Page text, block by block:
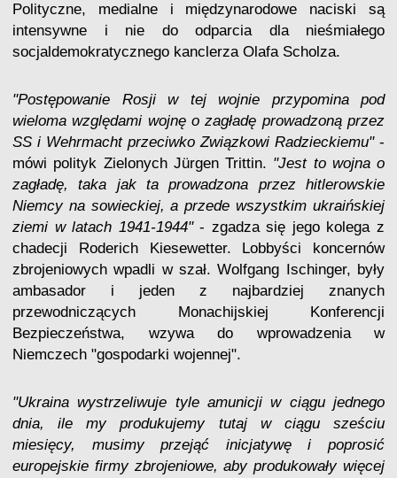
Polityczne, medialne i międzynarodowe naciski są
intensywne i nie do odparcia dla nieśmiałego
socjaldemokratycznego kanclerza Olafa Scholza.
"Postępowanie Rosji w tej wojnie przypomina pod
wieloma względami wojnę o zagładę prowadzoną przez
SS i Wehrmacht przeciwko Związkowi Radzieckiemu"-
mówi polityk Zielonych Jürgen Trittin. "Jest to wojna o
zagładę, taka jak ta prowadzona przez hitlerowskie
Niemcy na sowieckiej, a przede wszystkim ukraińskiej
ziemi w latach 1941-1944"- zgadza się jego kolega z
chadecji Roderich Kiesewetter. Lobbyści koncernów
zbrojeniowych wpadli w szał. Wolfgang Ischinger, były
ambasador i jeden z najbardziej znanych
przewodniczących Monachijskiej Konferencji
Bezpieczeństwa, wzywa do wprowadzenia w
Niemczech "gospodarki wojennej".
"Ukraina wystrzeliwuje tyle amunicji w ciągu jednego
dnia, ile my produkujemy tutaj w ciągu sześciu
miesięcy, musimy przejąć inicjatywę i poprosić
europejskie firmy zbrojeniowe, aby produkowały więcej